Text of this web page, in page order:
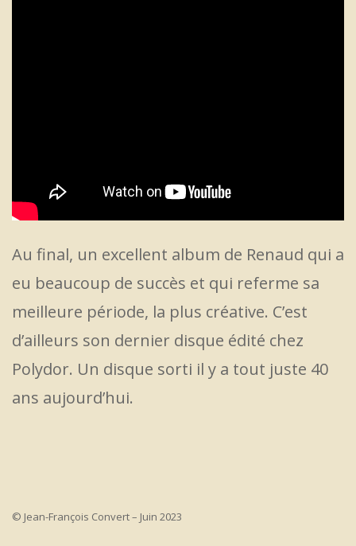
Au final, un excellent album de Renaud qui a
eu beaucoup de succès et qui referme sa
meilleure période, la plus créative. C’est
d’ailleurs son dernier disque édité chez
Polydor. Un disque sorti il y a tout juste 40
ans aujourd’hui.
© Jean-François Convert – Juin 2023